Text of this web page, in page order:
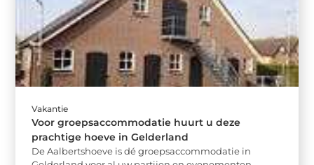
Vakantie
Voor groepsaccommodatie huurt u deze
prachtige hoeve in Gelderland
De Aalbertshoeve is dé groepsaccommodatie in